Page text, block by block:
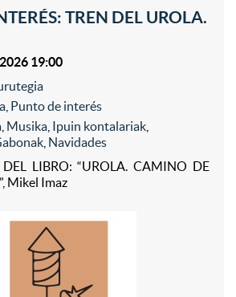
TREN DEL UROLA.
19:00
Punto de interés
Musika Ipuin kontalariak
Navidades
DEL LIBRO: “UROLA. CAMINO DE
Mikel Imaz